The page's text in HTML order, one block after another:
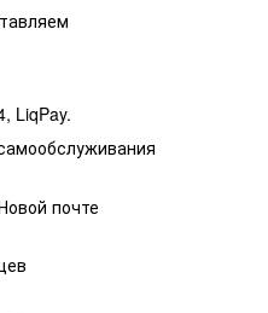
LiqPay.
почте